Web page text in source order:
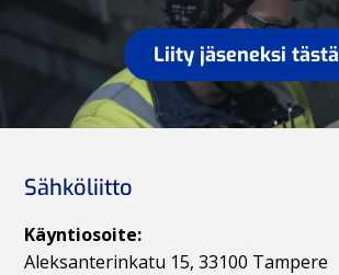
Liity jäseneksi tästä
Sähköliitto
Käyntiosoite:
Aleksanterinkatu 15, 33100 Tampere